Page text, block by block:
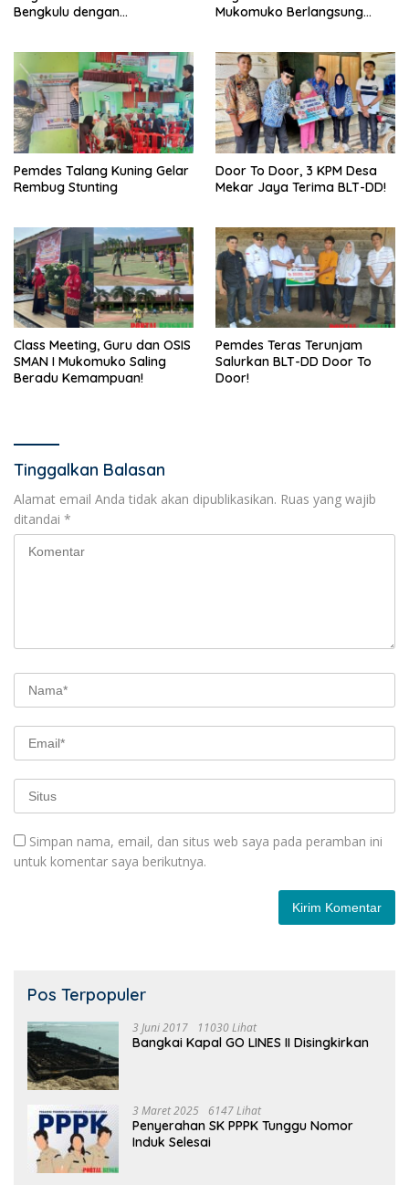
Bengkulu dengan
Mukomuko Berlangsung
Pemdes Talang Kuning Gelar
Rembug Stunting
Door To Door, 3 KPM Desa
Mekar Jaya Terima BLT-DD!
Class Meeting, Guru dan OSIS
SMAN I Mukomuko Saling
Beradu Kemampuan!
Pemdes Teras Terunjam
Salurkan BLT-DD Door To
Door!
Tinggalkan Balasan
Alamat email Anda tidak akan dipublikasikan. Ruas yang wajib
ditandai *
Simpan nama, email, dan situs web saya pada peramban ini
untuk komentar saya berikutnya.
Pos Terpopuler
3 Juni 2017 11030 Lihat
Bangkai Kapal GO LINES II Disingkirkan
3 Maret 2025 6147 Lihat
Penyerahan SK PPPK Tunggu Nomor
Induk Selesai